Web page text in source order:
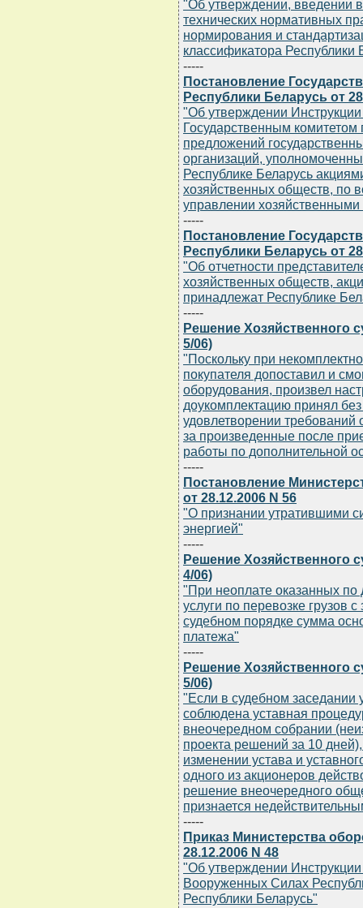
"Об утверждении, введении
технических нормативных
нормирования и
классификатора Республики
-----
Постановление
Республики Беларусь от
"Об утверждении
Государственным
предложений
организаций,
Республике Беларусь
хозяйственных обществ, по
управлении
-----
Постановление
Республики Беларусь от
"Об отчетности
хозяйственных обществ,
принадлежат Республике
-----
Решение Хозяйственного
5/06)
"Поскольку при
покупателя допоставил и
оборудования, произвел
доукомплектацию принял
удовлетворении
за произведенные после
работы по дополнительной
-----
Постановление
от 28.12.2006 N 56
"О признании утратившими
энергией"
-----
Решение Хозяйственного
4/06)
"При неоплате оказанных по
услуги по перевозке грузов
судебном порядке сумма
платежа"
-----
Решение Хозяйственного
5/06)
"Если в судебном
соблюдена уставная
внеочередном собрании
проекта решений за 10
изменении устава и
одного из акционеров
решение внеочередного
признается
-----
Приказ Министерства
28.12.2006 N 48
"Об утверждении
Вооруженных Силах
Республики Беларусь"